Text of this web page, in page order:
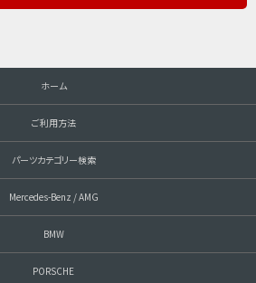
ホーム
ご利用方法
パーツカテゴリー検索
Mercedes-Benz / AMG
BMW
PORSCHE